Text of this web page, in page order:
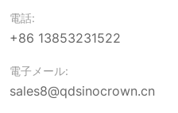
電話:
+86 13853231522
電子メール:
sales8@qdsinocrown.cn